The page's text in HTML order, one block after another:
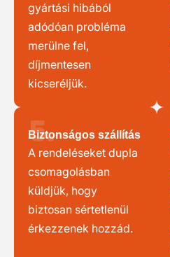
gyártási hibából
adódóan probléma
merülne fel,
díjmentesen
kicseréljük.
5.
Biztonságos szállítás
A rendeléseket dupla
csomagolásban
küldjük, hogy
biztosan sértetlenül
érkezzenek hozzád.